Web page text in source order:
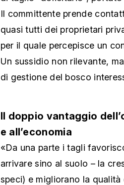
Il committente prende
quasi tutti dei proprietari
per il quale percepisce un
Un sussidio non rilevante,
di gestione del bosco
Il doppio vantaggio
e all’economia
«Da una parte i tagli
arrivare sino al suolo – la
speci) e migliorano la